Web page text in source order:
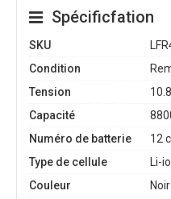
Spécificfation
SKU
Condition
Tension
Capacité
Numéro de batterie
12
Type de cellule
Li-
Couleur
Noir